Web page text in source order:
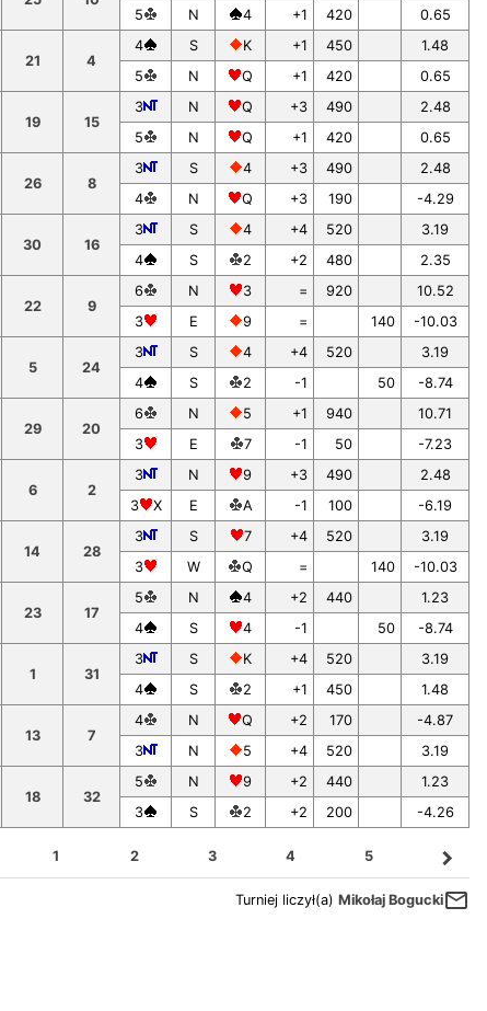
5
N 4 +1 420 0.65
21 4
4 S K +1 450
1.48
5
N Q +1 420 0.65
19 15
3 N Q +3 490
2.48
5
N Q +1 420 0.65
26 8
3 S 4 +3 490
2.48
4
N Q +3 190 -4.29
30 16
3 S 4 +4 520
3.19
4
S 2 +2 480 2.35
22 9
6 N 3 = 920
10.52
3
E 9 = 140 -10.03
5 24
3 S 4 +4 520
3.19
4
S 2 -1 50 -8.74
29 20
6 N 5 +1 940
10.71
3
E 7 -1 50 -7.23
6 2
3 N 9 +3 490
2.48
3
X E A -1 100 -6.19
14 28
3 S 7 +4 520
3.19
3
W Q = 140 -10.03
23 17
5 N 4 +2 440
1.23
4
S 4 -1 50 -8.74
1 31
3 S K +4 520
3.19
4
S 2 +1 450 1.48
13 7
4 N Q +2 170
-4.87
3
N 5 +4 520 3.19
18 32
5 N 9 +2 440
1.23
3
S 2 +2 200 -4.26
1 2 3 4 5 navigate_next
Turniej liczył(a) Mikołaj Boguckimail_outline